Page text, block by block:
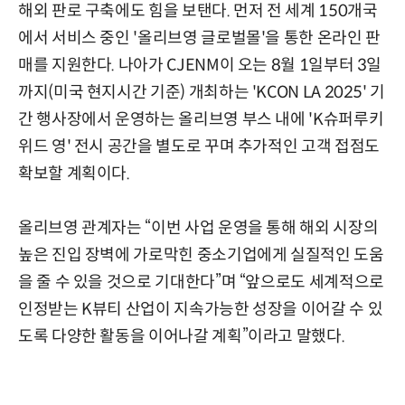
해외 판로 구축에도 힘을 보탠다. 먼저 전 세계 150개국
에서 서비스 중인 '올리브영 글로벌몰'을 통한 온라인 판
매를 지원한다. 나아가 CJENM이 오는 8월 1일부터 3일
까지(미국 현지시간 기준) 개최하는 'KCON LA 2025' 기
간 행사장에서 운영하는 올리브영 부스 내에 'K슈퍼루키
위드 영' 전시 공간을 별도로 꾸며 추가적인 고객 접점도
확보할 계획이다.
올리브영 관계자는 “이번 사업 운영을 통해 해외 시장의
높은 진입 장벽에 가로막힌 중소기업에게 실질적인 도움
을 줄 수 있을 것으로 기대한다”며 “앞으로도 세계적으로
인정받는 K뷰티 산업이 지속가능한 성장을 이어갈 수 있
도록 다양한 활동을 이어나갈 계획”이라고 말했다.